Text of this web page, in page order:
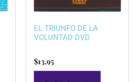
EL TRIUNFO DE LA
VOLUNTAD DVD
$13.95